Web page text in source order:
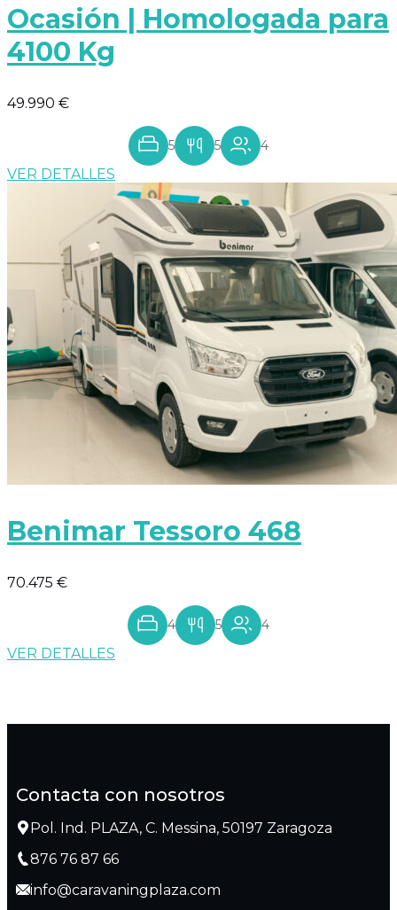
Ocasión | Homologada para
4100 Kg
49.990 €
5 5 4
VER DETALLES
Benimar Tessoro 468
70.475 €
4 5 4
VER DETALLES
Contacta con nosotros
Pol. Ind. PLAZA, C. Messina, 50197 Zaragoza
876 76 87 66
info@caravaningplaza.com